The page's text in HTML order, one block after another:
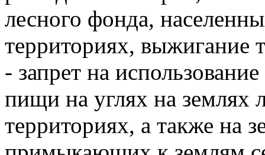
лесного фонда,
территориях, выжигание
- запрет на
пищи на углях на землях
территориях, а также на